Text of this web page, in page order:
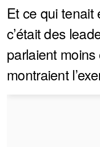
Et ce qui tenait
c’était des
parlaient moins
montraient